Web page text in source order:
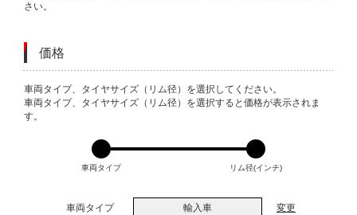
さい。
価格
VARIATIONS
車両タイプ、タイヤサイズ（リム径）を選択してください。
車両タイプ、タイヤサイズ（リム径）を選択すると価格が表示されま
す。
車両タイプ リム径(インチ)
車両タイプ 輸入車 変更